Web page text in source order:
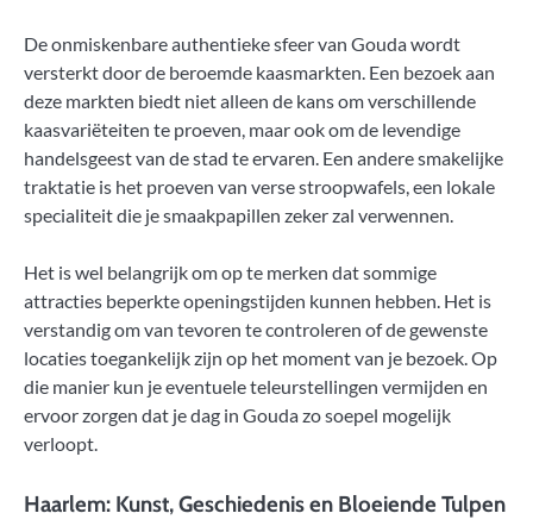
De onmiskenbare authentieke sfeer van Gouda wordt
versterkt door de beroemde kaasmarkten. Een bezoek aan
deze markten biedt niet alleen de kans om verschillende
kaasvariëteiten te proeven, maar ook om de levendige
handelsgeest van de stad te ervaren. Een andere smakelijke
traktatie is het proeven van verse stroopwafels, een lokale
specialiteit die je smaakpapillen zeker zal verwennen.
Het is wel belangrijk om op te merken dat sommige
attracties beperkte openingstijden kunnen hebben. Het is
verstandig om van tevoren te controleren of de gewenste
locaties toegankelijk zijn op het moment van je bezoek. Op
die manier kun je eventuele teleurstellingen vermijden en
ervoor zorgen dat je dag in Gouda zo soepel mogelijk
verloopt.
Haarlem: Kunst, Geschiedenis en Bloeiende Tulpen